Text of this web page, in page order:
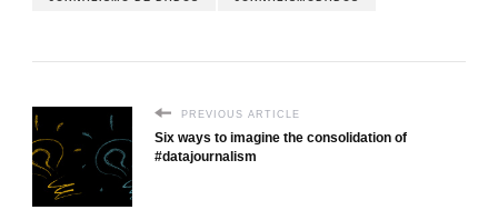
PREVIOUS ARTICLE
Six ways to imagine the consolidation of
#datajournalism